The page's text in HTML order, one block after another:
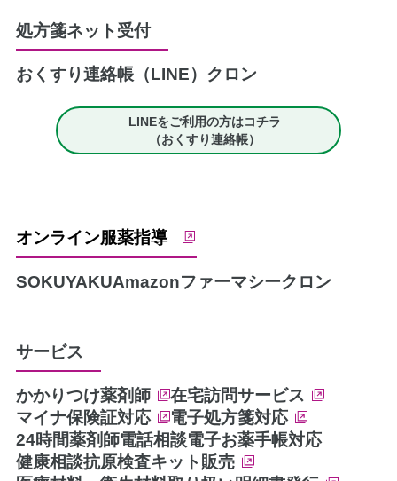
処方箋ネット受付
おくすり連絡帳（LINE） クロン
LINEをご利用の方はコチラ
（おくすり連絡帳）
オンライン服薬指導
SOKUYAKUAmazonファーマシークロン
サービス
かかりつけ薬剤師
在宅訪問サービス
マイナ保険証対応
電子処方箋対応
24時間薬剤師電話相談電子お薬手帳対応
健康相談抗原検査キット販売